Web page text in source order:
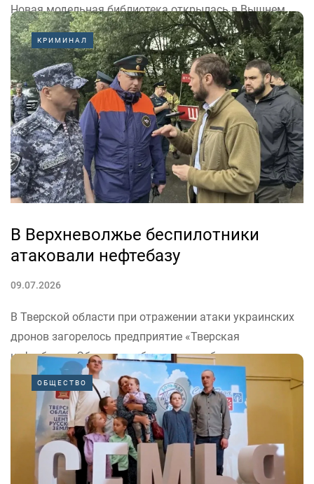
Новая модельная библиотека открылась в Вышнем
Волочке. Об этом сообщил врио губернатора Тверской
области Виталий Королёв в канале в «Максе».
«Это уже вторая в округе и десятая в Тверской
области. Здесь можно и почитать в уютной зоне
отдыха, и поработать...
КРИМИНАЛ
В Верхневолжье беспилотники
атаковали нефтебазу
09.07.2026
В Тверской области при отражении атаки украинских
дронов загорелось предприятие «Тверская
нефтебаза». Об этом сообщил врио губернатора
Верхневолжья Виталий Королев.
«Штаб развёрнут. Координируем мероприятия по
ликвидации последствий происшествия и
обеспечению дальнейшей безопасности объекта», –
написал Виталий Королев.Сейчас открытое горение...
ОБЩЕСТВО